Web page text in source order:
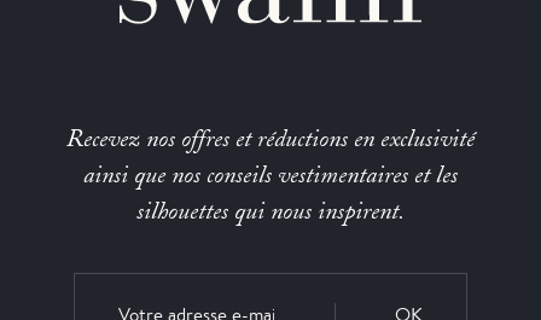
Recevez nos offres et réductions en exclusivité
ainsi que nos conseils vestimentaires et les
silhouettes qui nous inspirent.
OK